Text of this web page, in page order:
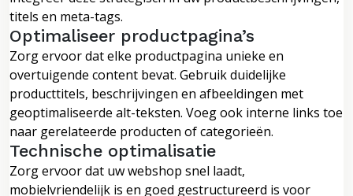
titels en meta-tags.
Optimaliseer productpagina’s
Zorg ervoor dat elke productpagina unieke en
overtuigende content bevat. Gebruik duidelijke
producttitels, beschrijvingen en afbeeldingen met
geoptimaliseerde alt-teksten. Voeg ook interne links toe
naar gerelateerde producten of categorieën.
Technische optimalisatie
Zorg ervoor dat uw webshop snel laadt,
mobielvriendelijk is en goed gestructureerd is voor